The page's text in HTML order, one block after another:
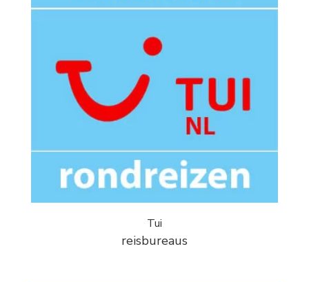
Tui
reisbureaus